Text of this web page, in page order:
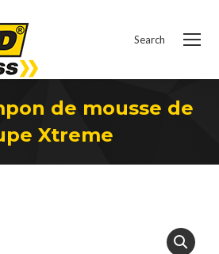
Recherche
Search
de mousse de
Xtreme